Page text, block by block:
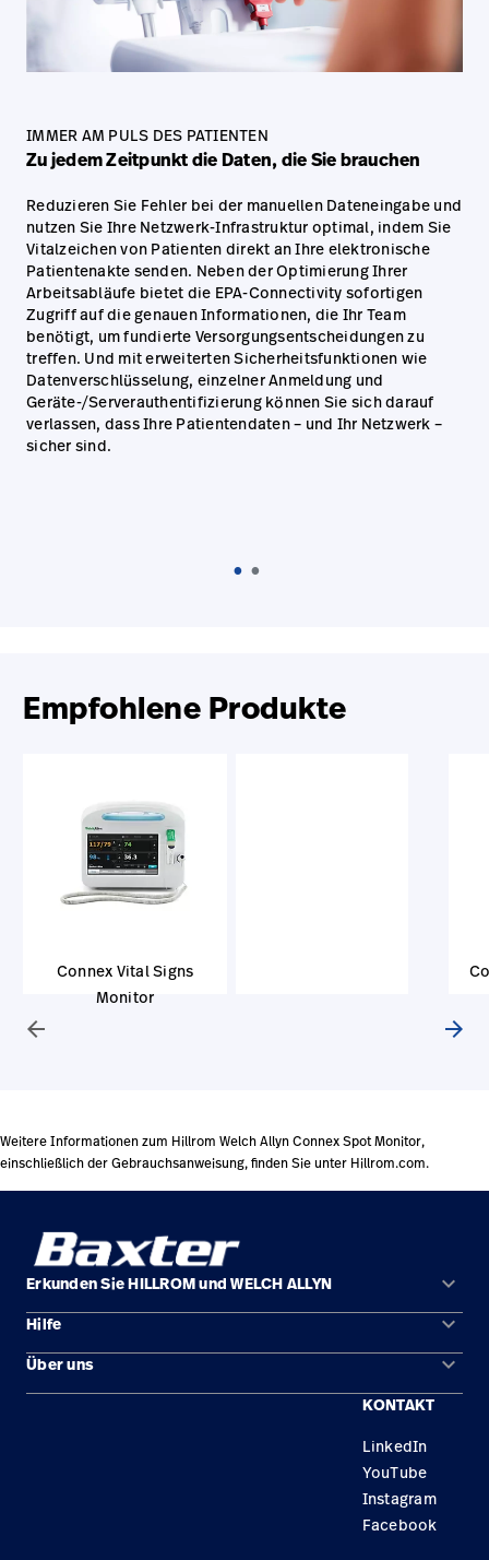
IMMER AM PULS DES PATIENTEN
Zu jedem Zeitpunkt die Daten, die Sie brauchen
Reduzieren Sie Fehler bei der manuellen Dateneingabe und
nutzen Sie Ihre Netzwerk-Infrastruktur optimal, indem Sie
Vitalzeichen von Patienten direkt an Ihre elektronische
Patientenakte senden. Neben der Optimierung Ihrer
Arbeitsabläufe bietet die EPA-Connectivity sofortigen
Zugriff auf die genauen Informationen, die Ihr Team
benötigt, um fundierte Versorgungsentscheidungen zu
treffen. Und mit erweiterten Sicherheitsfunktionen wie
Datenverschlüsselung, einzelner Anmeldung und
Geräte-/Serverauthentifizierung können Sie sich darauf
verlassen, dass Ihre Patientendaten – und Ihr Netzwerk –
sicher sind.
Empfohlene Produkte
arrow_back
Connex Vital Signs
Monitor
arrow_forward
Weitere Informationen zum Hillrom Welch Allyn Connex Spot Monitor,
einschließlich der Gebrauchsanweisung, finden Sie unter Hillrom.com.
Erkunden Sie HILLROM und WELCH ALLYN keyboard_arrow_down
Lösungen
Produkte
Hilfe keyboard_arrow_down
Kontakt
Über uns keyboard_arrow_down
KONTAKT
LinkedIn
YouTube
Instagram
Facebook